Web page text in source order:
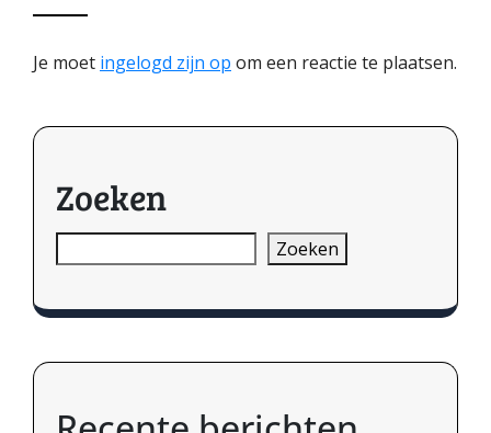
Je moet ingelogd zijn op om een reactie te plaatsen.
Zoeken
Zoeken